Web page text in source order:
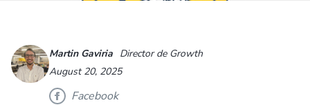
Martin Gaviria Director de Growth
August 20, 2025
Facebook